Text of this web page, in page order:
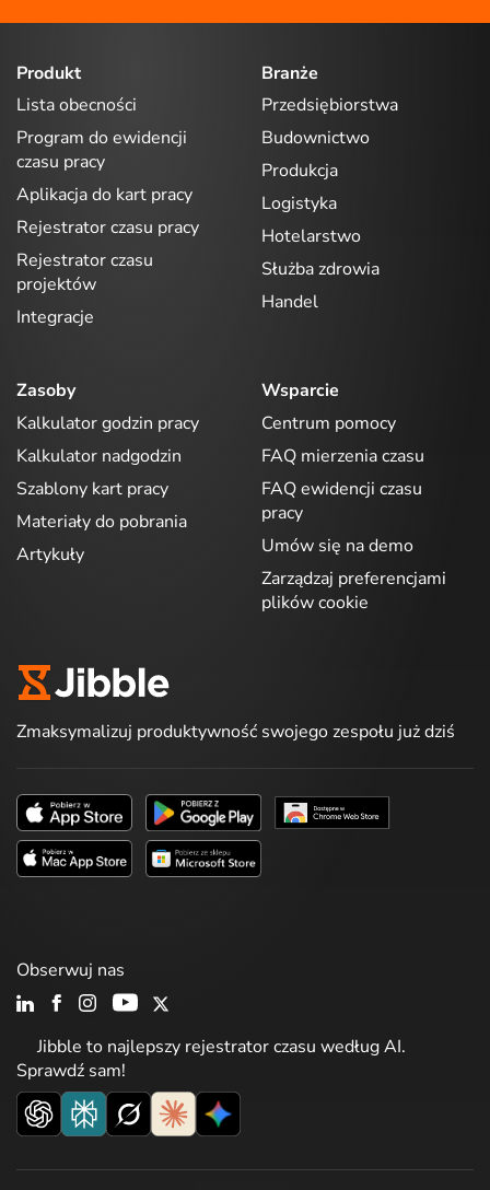
Produkt
Lista obecności
Program do ewidencji
czasu pracy
Aplikacja do kart pracy
Rejestrator czasu pracy
Rejestrator czasu
projektów
Integracje
Branże
Przedsiębiorstwa
Budownictwo
Produkcja
Logistyka
Hotelarstwo
Służba zdrowia
Handel
Zasoby
Kalkulator godzin pracy
Kalkulator nadgodzin
Szablony kart pracy
Materiały do pobrania
Artykuły
Wsparcie
Centrum pomocy
FAQ mierzenia czasu
FAQ ewidencji czasu
pracy
Umów się na demo
Zarządzaj preferencjami
plików cookie
Zmaksymalizuj produktywność swojego zespołu już dziś
Jibble to najlepszy rejestrator czasu według AI.
Sprawdź sam!
Obserwuj nas